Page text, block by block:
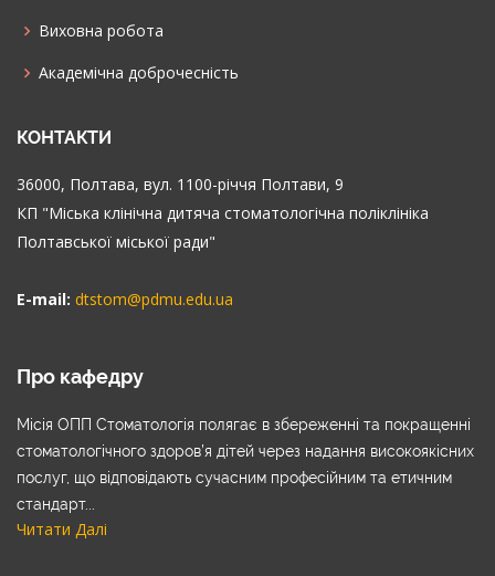
Виховна робота
Академічна доброчесність
КОНТАКТИ
36000, Полтава, вул. 1100-річчя Полтави, 9
КП "Міська клінічна дитяча стоматологічна поліклініка
Полтавської міської ради"
E-mail: dtstom@pdmu.edu.ua
Про кафедру
Місія ОПП Стоматологія полягає в збереженні та покращенні
стоматологічного здоров’я дітей через надання високоякісних
послуг, що відповідають сучасним професійним та етичним
стандарт...
Читати Далі